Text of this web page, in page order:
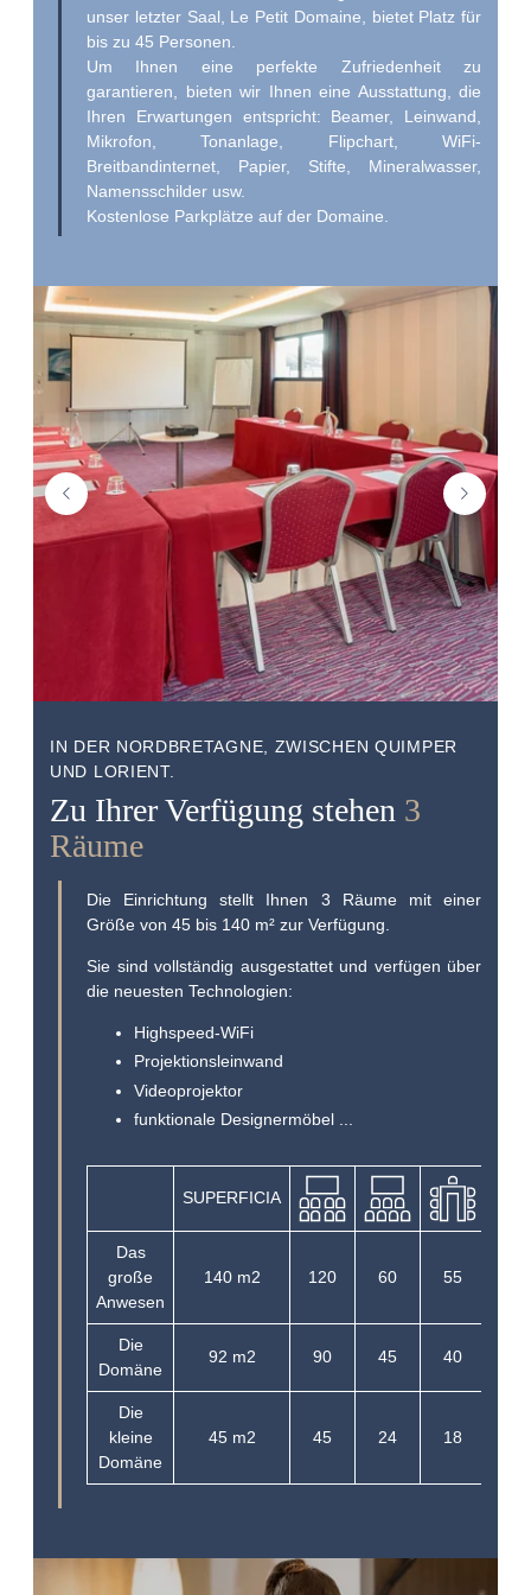
unser letzter Saal, Le Petit Domaine, bietet Platz für
bis zu 45 Personen.
Um Ihnen eine perfekte Zufriedenheit zu
garantieren, bieten wir Ihnen eine Ausstattung, die
Ihren Erwartungen entspricht: Beamer, Leinwand,
Mikrofon, Tonanlage, Flipchart, WiFi-
Breitbandinternet, Papier, Stifte, Mineralwasser,
Namensschilder usw.
Kostenlose Parkplätze auf der Domaine.
IN DER NORDBRETAGNE, ZWISCHEN QUIMPER
UND LORIENT.
Zu Ihrer Verfügung stehen 3
Räume
Die Einrichtung stellt Ihnen 3 Räume mit einer
Größe von 45 bis 140 m² zur Verfügung.
Sie sind vollständig ausgestattet und verfügen über
die neuesten Technologien:
Highspeed-WiFi
Projektionsleinwand
Videoprojektor
funktionale Designermöbel ...
SUPERFICIA
Das
große
Anwesen
140 m2 120 60 55
Die
Domäne
92 m2 90 45 40
Die
kleine
Domäne
45 m2 45 24 18